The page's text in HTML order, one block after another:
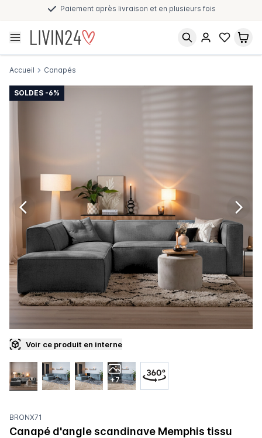
Paiement après livraison et en plusieurs fois
Accueil Canapés
SOLDES -6%
Voir ce produit en interne
+7
BRONX71
Canapé d'angle scandinave Memphis tissu